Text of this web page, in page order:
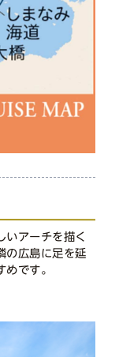
いアーチを描く
の広島に足を延
です。